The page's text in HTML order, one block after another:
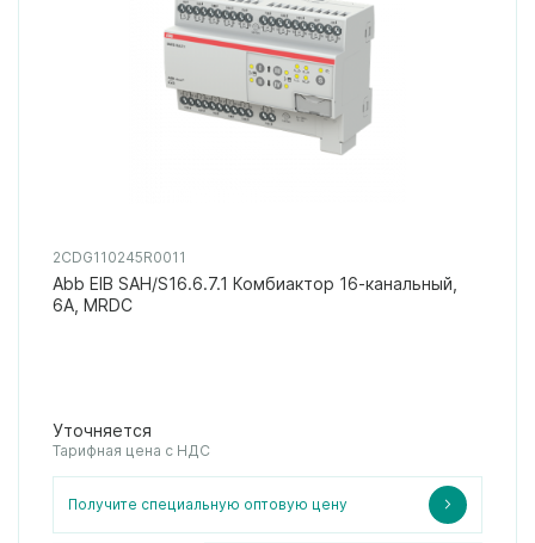
2CDG110245R0011
Abb EIB SAH/S16.6.7.1 Комбиактор 16-канальный,
6А, MRDC
Уточняется
Тарифная цена с НДС
Получите специальную оптовую цену